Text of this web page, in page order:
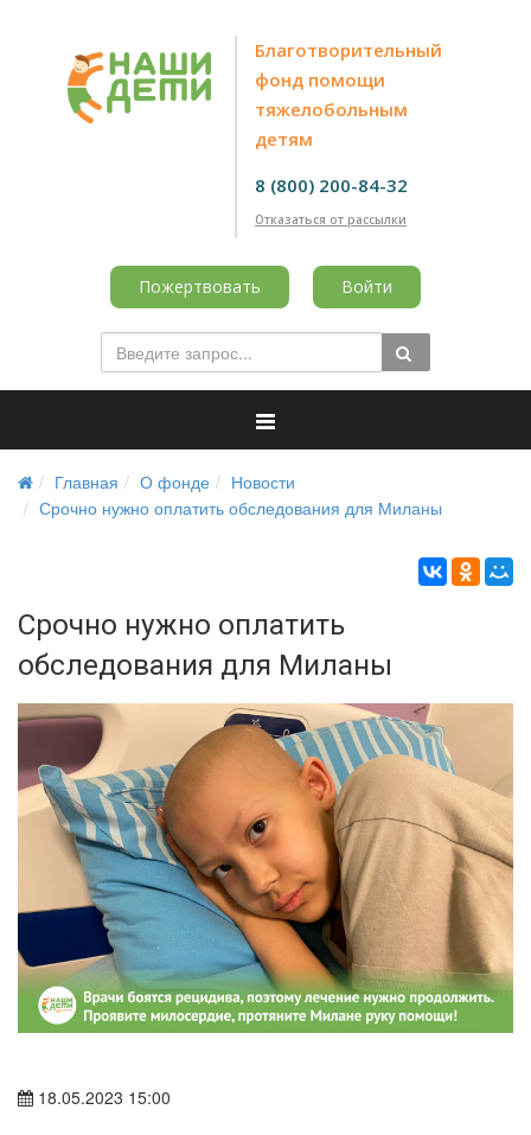
Благотворительный
фонд помощи
тяжелобольным
детям
8 (800) 200-84-32
Отказаться от рассылки
Пожертвовать Войти
Главная О фонде
Новости
Срочно нужно оплатить обследования для Миланы
Срочно нужно оплатить
обследования для Миланы
18.05.2023 15:00